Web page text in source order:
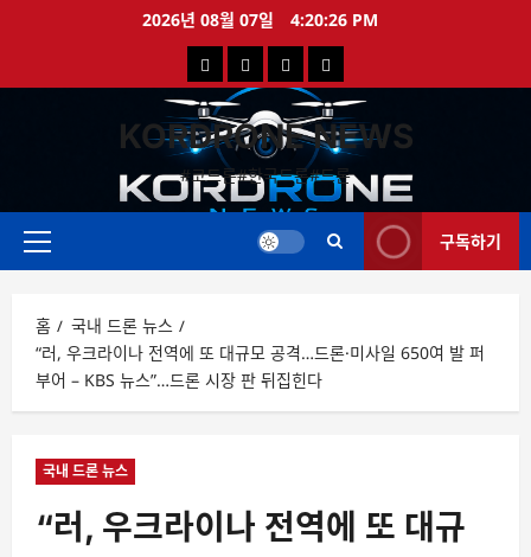
로
2026년 08월 07일 4:20:26 PM
국
내
드
론
뉴
해
외
드
론
뉴
드
영
상
드
론
특
가
KORDRONE NEWS
#코드론#한국드론#드론
주
구독하기
홈
국내 드론 뉴스
“러, 우크라이나 전역에 또 대규모 공격…드론·미사일 650여 발 퍼
부어 – KBS 뉴스”…드론 시장 판 뒤집힌다
국내 드론 뉴스
“러, 우크라이나 전역에 또 대규